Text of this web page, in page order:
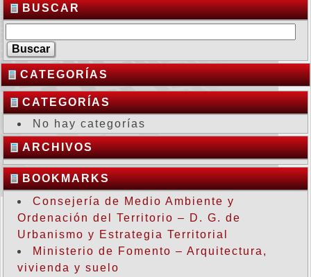
BUSCAR
CATEGORÍAS
CATEGORÍAS
No hay categorías
ARCHIVOS
BOOKMARKS
Consejería de Medio Ambiente y
Ordenación del Territorio – D. G. de
Urbanismo y Estrategia Territorial
Ministerio de Fomento – Arquitectura,
vivienda y suelo